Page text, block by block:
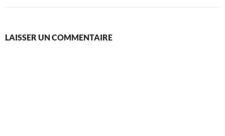
LAISSER UN COMMENTAIRE